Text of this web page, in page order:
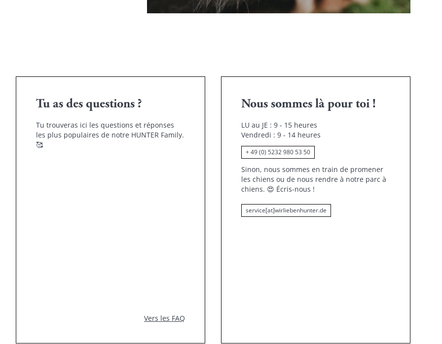
Tu as des questions ?
Tu trouveras ici les questions et réponses
les plus populaires de notre HUNTER Family.
🥰
Vers les FAQ
Nous sommes là pour toi !
LU au JE : 9 - 15 heures
Vendredi : 9 - 14 heures
+ 49 (0) 5232 980 53 50
Sinon, nous sommes en train de promener
les chiens ou de nous rendre à notre parc à
chiens. 😍 Écris-nous !
service[at]wirliebenhunter.de